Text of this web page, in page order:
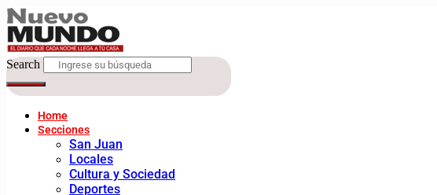
Search
Home
Secciones
San Juan
Locales
Cultura y Sociedad
Deportes